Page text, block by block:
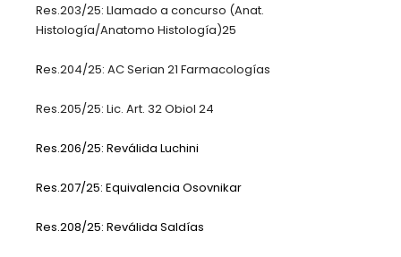
Res.203/25: Llamado a concurso (Anat.
Histología/Anatomo Histología)25
Res.204/25: AC Serian 21 Farmacologías
Res.205/25: Lic. Art. 32 Obiol 24
Res.206/25: Reválida Luchini
Res.207/25: Equivalencia Osovnikar
Res.208/25: Reválida Saldías